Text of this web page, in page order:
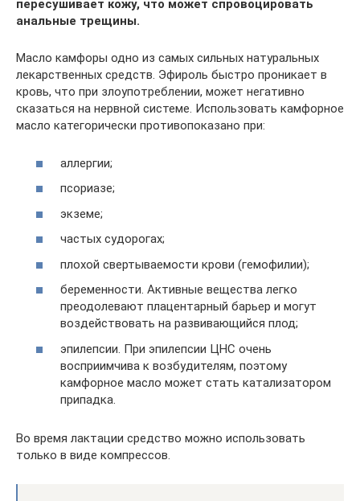
пересушивает кожу, что может спровоцировать
анальные трещины.
Масло камфоры одно из самых сильных натуральных
лекарственных средств. Эфироль быстро проникает в
кровь, что при злоупотреблении, может негативно
сказаться на нервной системе. Использовать камфорное
масло категорически противопоказано при:
аллергии;
псориазе;
экземе;
частых судорогах;
плохой свертываемости крови (гемофилии);
беременности. Активные вещества легко
преодолевают плацентарный барьер и могут
воздействовать на развивающийся плод;
эпилепсии. При эпилепсии ЦНС очень
восприимчива к возбудителям, поэтому
камфорное масло может стать катализатором
припадка.
Во время лактации средство можно использовать
только в виде компрессов.